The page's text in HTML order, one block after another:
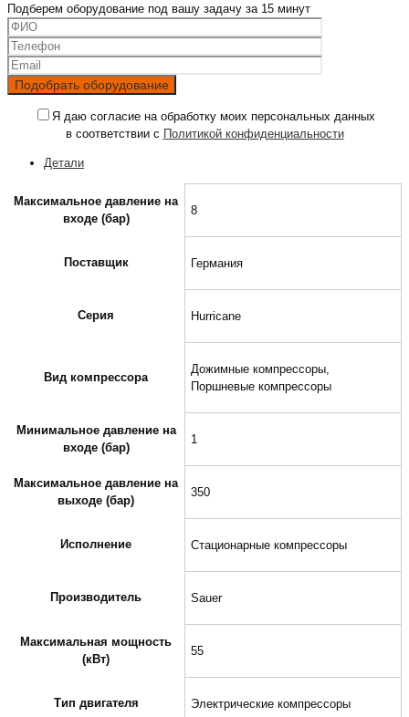
Подберем оборудование под вашу задачу за 15 минут
Я даю согласие на обработку моих персональных данных
в соответствии с Политикой конфиденциальности
Детали
Максимальное давление на
входе (бар)
8
Поставщик Германия
Серия Hurricane
Вид компрессора
Дожимные компрессоры,
Поршневые компрессоры
Минимальное давление на
входе (бар)
1
Максимальное давление на
выходе (бар)
350
Исполнение Стационарные компрессоры
Производитель Sauer
Максимальная мощность
(кВт)
55
Тип двигателя Электрические компрессоры